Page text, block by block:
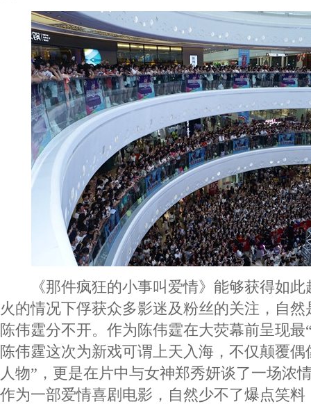
《那件疯狂的小事叫爱情》能够获得如此
火的情况下俘获众多影迷及粉丝的关注，自
陈伟霆分不开。作为陈伟霆在大荧幕前呈现最
陈伟霆这次为新戏可谓上天入海，不仅颠覆偶
人物”，更是在片中与女神郑秀妍谈了一场浓
作为一部爱情喜剧电影，自然少不了爆点笑